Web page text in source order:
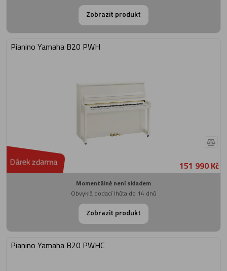
Zobrazit produkt
Pianino Yamaha B20 PWH
Dárek zdarma 151 990 Kč
Momentálně není skladem
Obvyklá dodací lhůta do 14 dnů
Zobrazit produkt
Pianino Yamaha B20 PWHC